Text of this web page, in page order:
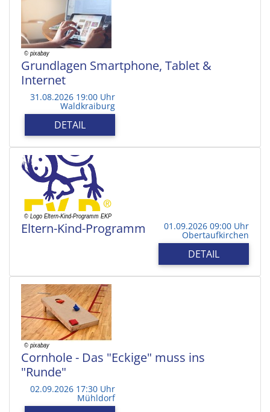
Grundlagen Smartphone, Tablet &
Internet
31.08.2026 19:00 Uhr
Waldkraiburg
DETAIL
Eltern-Kind-Programm 01.09.2026 09:00 Uhr
Obertaufkirchen
DETAIL
Cornhole - Das "Eckige" muss ins
"Runde"
02.09.2026 17:30 Uhr
Mühldorf